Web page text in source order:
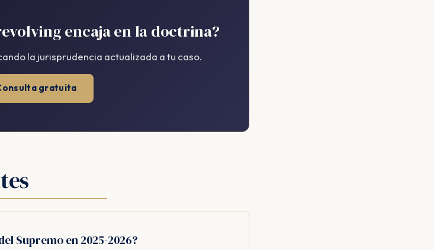
encaja en la doctrina?
la jurisprudencia actualizada a tu caso.
gratuita
Supremo en 2025-2026?